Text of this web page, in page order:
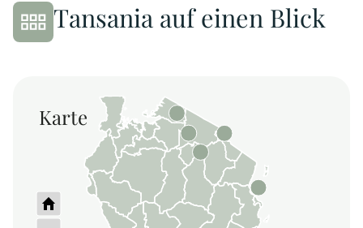
Tansania auf einen Blick
Karte